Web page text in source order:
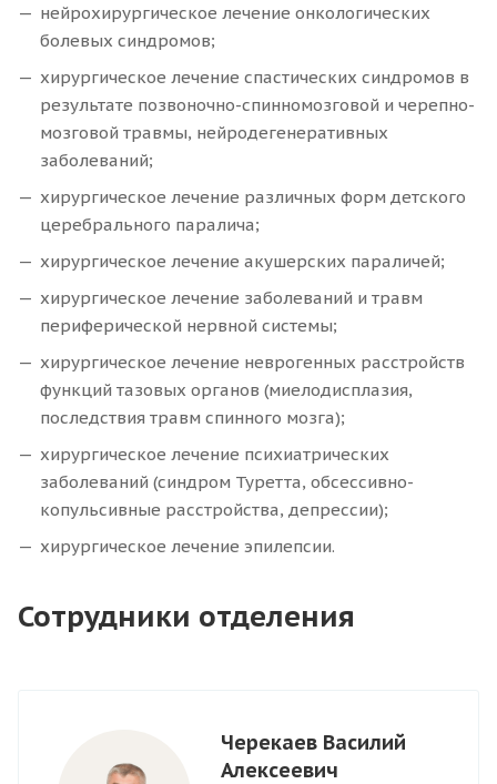
нейрохирургическое лечение онкологических
болевых синдромов;
хирургическое лечение спастических синдромов в
результате позвоночно-спинномозговой и черепно-
мозговой травмы, нейродегенеративных
заболеваний;
хирургическое лечение различных форм детского
церебрального паралича;
хирургическое лечение акушерских параличей;
хирургическое лечение заболеваний и травм
периферической нервной системы;
хирургическое лечение неврогенных расстройств
функций тазовых органов (миелодисплазия,
последствия травм спинного мозга);
хирургическое лечение психиатрических
заболеваний (синдром Туретта, обсессивно-
копульсивные расстройства, депрессии);
хирургическое лечение эпилепсии.
Сотрудники отделения
Черекаев Василий
Алексеевич